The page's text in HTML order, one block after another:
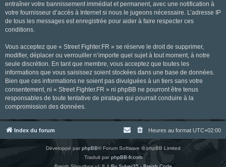
entraîner votre bannissement immédiat et permanent, avec une notification à
votre fournisseur d’accès à Internet si nous le jugeons nécessaire. L’adresse IP
de tous les messages est enregistrée pour aider à faire respecter ces
conditions.
Vous acceptez que « Street Fighter.FR » se réserve le droit de supprimer,
modifier, déplacer ou verrouiller n’importe quel sujet à tout moment, à notre
seule discrétion. En tant que membre, vous acceptez que toutes les
informations que vous saisissez soient stockées dans une base de données.
Bien que ces informations ne soient pas divulguées à un tiers sans votre
consentement, ni « Street Fighter.FR » ni phpBB ne pourront être tenus
responsables de toute tentative de piratage qui pourrait conduire à la
compromission des données.
Index du forum Heures au format UTC+02:00
Développé parphpBB® Forum Software © phpBB Limited
Traduit parphpBB-fr.com